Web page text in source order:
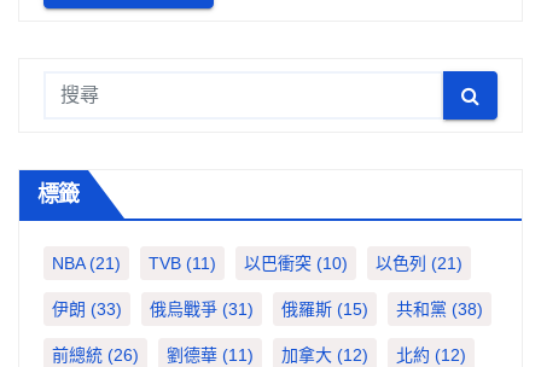
標籤
NBA(21) TVB (11) 以巴衝突 (10) 以色列 (21)
伊朗 (33) 俄烏戰爭 (31) 俄羅斯 (15) 共和黨 (38)
前總統 (26) 劉德華 (11) 加拿大 (12) 北約 (12)